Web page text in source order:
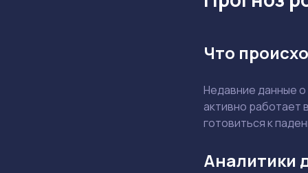
Что
Недавние данные
активно работает
готовиться к
Аналитики